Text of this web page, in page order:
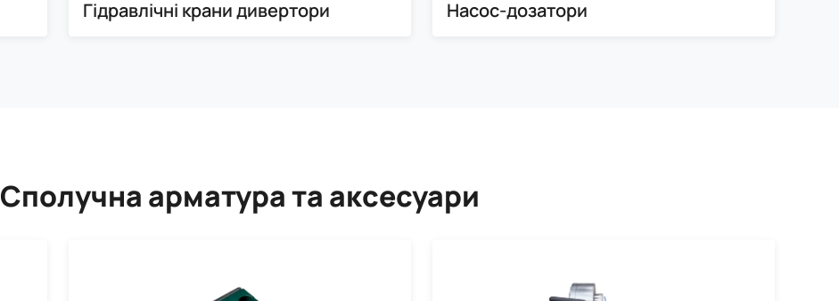
Гідравлічні крани дивертори Насос-дозатори
Сполучна арматура та аксесуари